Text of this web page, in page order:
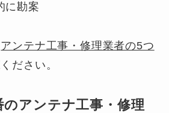
に勘案
アンテナ工事・修理業者の5つ
ださい。
アンテナ工事・修理